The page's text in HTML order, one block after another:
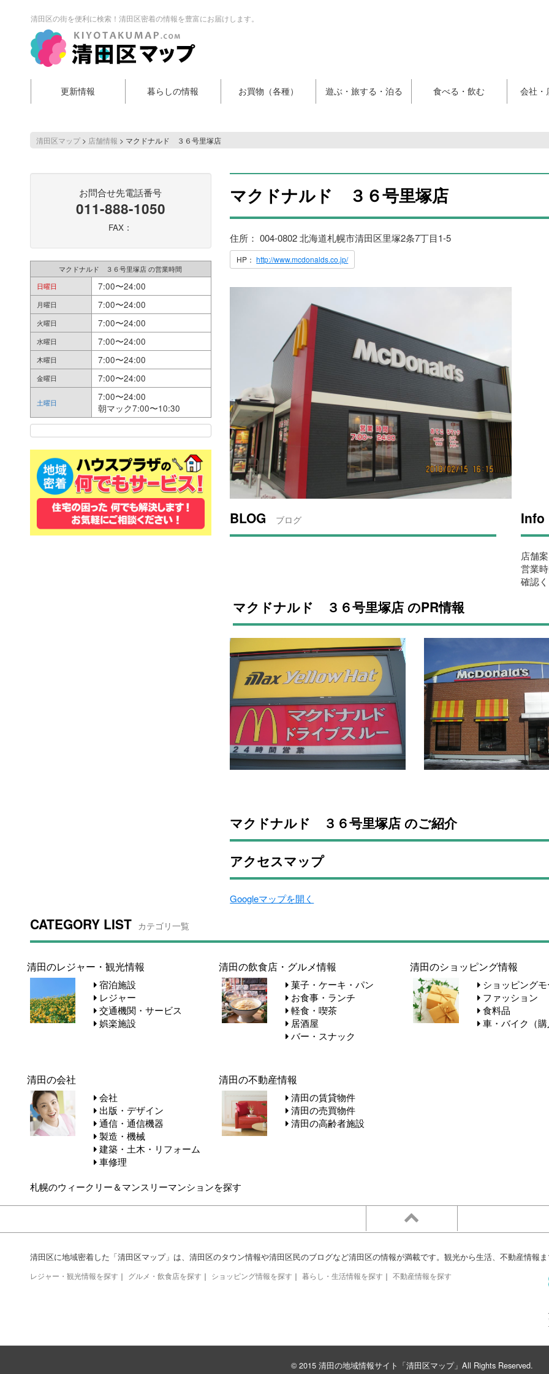
清田区の街を便利に検索！清田区密着の情報を豊富にお届けします。
更新情報 暮らしの情報 お買物（各種） 遊ぶ・旅する・泊る 食べる・飲む 会社・
清田区マップ> 店舗情報 > マクドナルド ３６号里塚店
お問合せ先電話番号
011-888-1050
FAX：
マクドナルド ３６号里塚店 の営業時間
日曜日 7:00〜24:00
月曜日 7:00〜24:00
火曜日 7:00〜24:00
水曜日 7:00〜24:00
木曜日 7:00〜24:00
金曜日 7:00〜24:00
土曜日
7:00〜24:00
朝マック7:00〜10:30
マクドナルド ３６号里塚店
住所： 004-0802 北海道札幌市清田区里塚2条7丁目1-5
HP：http://www.mcdonalds.co.jp/
BLOG ブログ Info
店舗
営業
確認
マクドナルド ３６号里塚店 のPR情報
マクドナルド ３６号里塚店 のご紹介
アクセスマップ
Googleマップを開く
CATEGORY LIST カテゴリ一覧
清田のレジャー・観光情報
宿泊施設
レジャー
交通機関・サービス
娯楽施設
清田の飲食店・グルメ情報
菓子・ケーキ・パン
お食事・ランチ
軽食・喫茶
居酒屋
バー・スナック
清田のショッピング情報
ショッピングモ
ファッション
食料品
車・バイク（購
清田の会社
会社
出版・デザイン
通信・通信機器
製造・機械
建築・土木・リフォーム
車修理
清田の不動産情報
清田の賃貸物件
清田の売買物件
清田の高齢者施設
札幌のウィークリー＆マンスリーマンションを探す
清田区に地域密着した「清田区マップ」は、清田区のタウン情報や清田区民のブログなど清田区の情報が満載です。観光から生活、不動産情報
レジャー・観光情報を探す ｜ グルメ・飲食店を探す ｜ ショッピング情報を探す ｜ 暮らし・生活情報を探す ｜ 不動産情報を探す
© 2015 清田の地域情報サイト「清田区マップ」All Rights Reserved.